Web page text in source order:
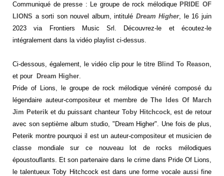
Communiqué de presse : Le groupe de rock mélodique PRIDE OF
LIONS a sorti son nouvel album, intitulé Dream Higher, le 16 juin
2023 via Frontiers Music Srl. Découvrez-le et écoutez-le
intégralement dans la vidéo playlist ci-dessus.
Ci-dessous, également, le vidéo clip pour le titre Blind To Reason
et pour Dream Higher
Pride of Lions, le groupe de rock mélodique vénéré composé du
légendaire auteur-compositeur et membre deThe Ides Of March
Jim Peteriket du puissant chanteur Toby Hitchcock, est de retour
avec son septième album studio, "Dream Higher". Une fois de plus,
Peterik montre pourquoi il est un auteur-compositeur et musicien de
classe mondiale sur ce nouveau lot de rocks mélodiques
époustouflants. Et son partenaire dans le crime dans Pride Of Lions,
le talentueux Toby Hitchcock est dans une forme vocale aussi fine